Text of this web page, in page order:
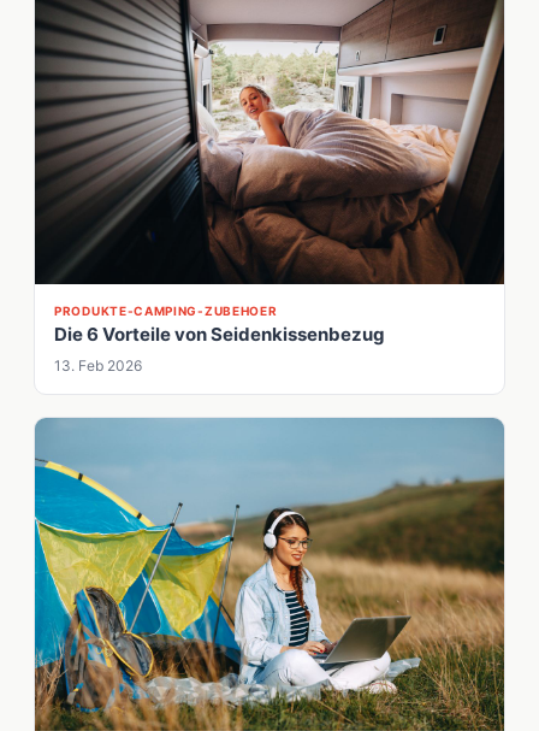
PRODUKTE-CAMPING-ZUBEHOER
Die 6 Vorteile von Seidenkissenbezug
13. Feb 2026